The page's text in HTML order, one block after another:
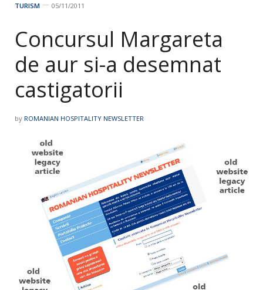
TURISM 05/11/2011
Concursul Margareta
de aur si-a desemnat
castigatorii
by ROMANIAN HOSPITALITY NEWSLETTER